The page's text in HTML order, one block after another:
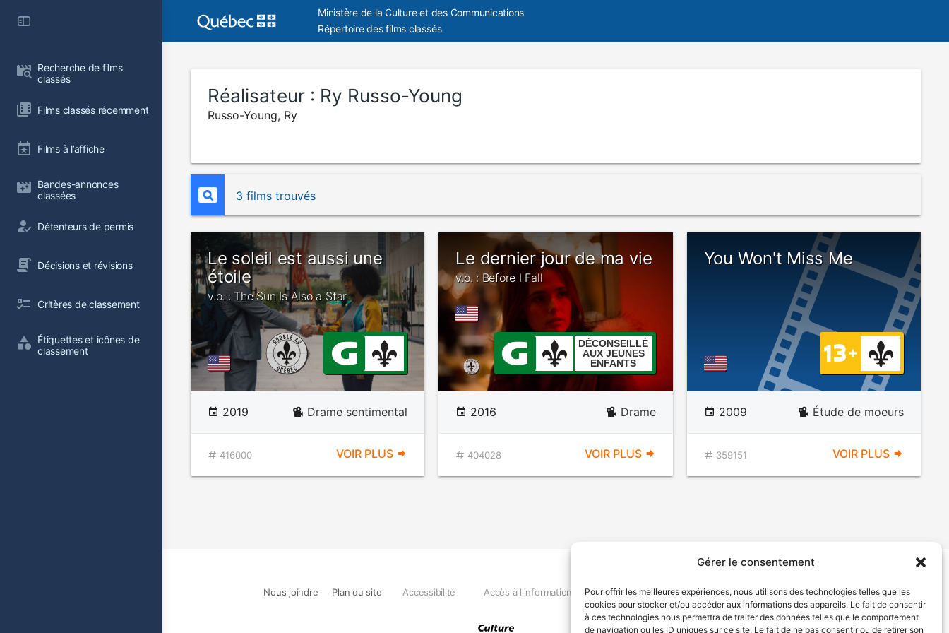
Gérer le consentement
Pour offrir les meilleures expériences, nous utilisons des technologies telles que les
cookies pour stocker et/ou accéder aux informations des appareils. Le fait de consentir
à ces technologies nous permettra de traiter des données telles que le comportement
de navigation ou les ID uniques sur ce site. Le fait de ne pas consentir ou de retirer son
Recherche de films
classés
Films classés récemment
Films à l’affiche
Bandes-annonces
classées
Détenteurs de permis
Décisions et révisions
Critères de classement
Étiquettes et icônes de
classement
Ministère de la Culture et des Communications
Répertoire des films classés
Réalisateur : Ry Russo-Young
Russo-Young, Ry
3 films trouvés
Le soleil est aussi une
étoile
v.o. : The Sun Is Also a Star
2019 Drame sentimental
416000 VOIR PLUS
Le dernier jour de ma vie
v.o. : Before I Fall
DÉCONSEILLÉ
AUX JEUNES
ENFANTS
2016 Drame
404028 VOIR PLUS
You Won't Miss Me
2009 Étude de moeurs
359151 VOIR PLUS
Nous joindre Plan du site Accessibilité Accès à l'information Déclaration de services Politique de confidentialité